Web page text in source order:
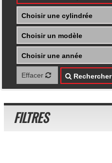
Choisir une cylindrée
Choisir un modèle
Choisir une année
Effacer Rechercher
FILTRES